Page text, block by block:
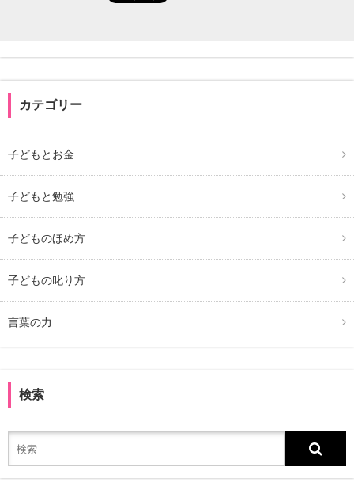
カテゴリー
子どもとお金
子どもと勉強
子どものほめ方
子どもの叱り方
言葉の力
検索